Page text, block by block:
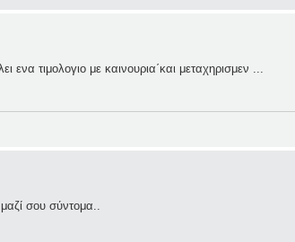
τιμολογιο με καινουρια΄και μεταχηρισμεν ...
σου σύντομα..